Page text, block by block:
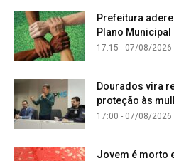
Prefeitura
Plano
17:15 - 07/08/2026
Dourados vira
proteção às
17:00 - 07/08/2026
Jovem é morto